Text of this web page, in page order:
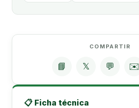
COMPARTIR
📘 𝕏 💬 ✉️
📋 Ficha técnica